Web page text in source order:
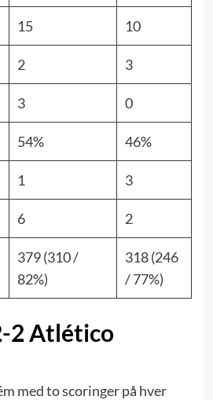
15 10
2 3
3 0
54% 46%
1 3
6 2
379 (310 /
82%)
318 (246
/ 77%)
2 Atlético
med to scoringer på hver